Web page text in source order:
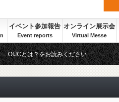
イベント参加報告 オンライン展示会
OIJCとは？をお読みください